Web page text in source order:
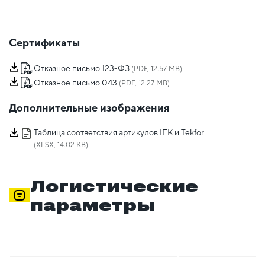
Сертификаты
Отказное письмо 123-ФЗ (PDF, 12.57 MB)
Отказное письмо 043 (PDF, 12.27 MB)
Дополнительные изображения
Таблица соответствия артикулов IEK и Tekfor
(XLSX, 14.02 KB)
Логистические
параметры